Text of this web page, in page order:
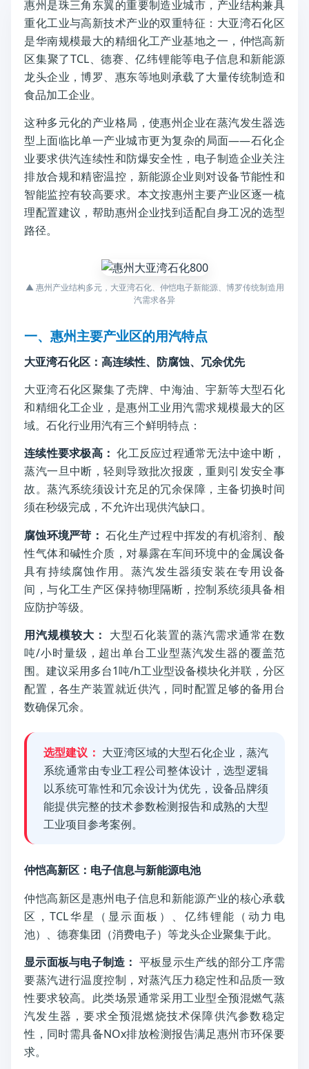
惠州是珠三角东翼的重要制造业城市，产业结构兼具
重化工业与高新技术产业的双重特征：大亚湾石化区
是华南规模最大的精细化工产业基地之一，仲恺高新
区集聚了TCL、德赛、亿纬锂能等电子信息和新能源
龙头企业，博罗、惠东等地则承载了大量传统制造和
食品加工企业。
这种多元化的产业格局，使惠州企业在蒸汽发生器选
型上面临比单一产业城市更为复杂的局面——石化企
业要求供汽连续性和防爆安全性，电子制造企业关注
排放合规和精密温控，新能源企业则对设备节能性和
智能监控有较高要求。本文按惠州主要产业区逐一梳
理配置建议，帮助惠州企业找到适配自身工况的选型
路径。
▲ 惠州产业结构多元，大亚湾石化、仲恺电子新能源、博罗传统制造用
汽需求各异
一、惠州主要产业区的用汽特点
大亚湾石化区：高连续性、防腐蚀、冗余优先
大亚湾石化区聚集了壳牌、中海油、宇新等大型石化
和精细化工企业，是惠州工业用汽需求规模最大的区
域。石化行业用汽有三个鲜明特点：
连续性要求极高： 化工反应过程通常无法中途中断，
蒸汽一旦中断，轻则导致批次报废，重则引发安全事
故。蒸汽系统须设计充足的冗余保障，主备切换时间
须在秒级完成，不允许出现供汽缺口。
腐蚀环境严苛： 石化生产过程中挥发的有机溶剂、酸
性气体和碱性介质，对暴露在车间环境中的金属设备
具有持续腐蚀作用。蒸汽发生器须安装在专用设备
间，与化工生产区保持物理隔断，控制系统须具备相
应防护等级。
用汽规模较大： 大型石化装置的蒸汽需求通常在数
吨/小时量级，超出单台工业型蒸汽发生器的覆盖范
围。建议采用多台1吨/h工业型设备模块化并联，分区
配置，各生产装置就近供汽，同时配置足够的备用台
数确保冗余。
选型建议： 大亚湾区域的大型石化企业，蒸汽
系统通常由专业工程公司整体设计，选型逻辑
以系统可靠性和冗余设计为优先，设备品牌须
能提供完整的技术参数检测报告和成熟的大型
工业项目参考案例。
仲恺高新区：电子信息与新能源电池
仲恺高新区是惠州电子信息和新能源产业的核心承载
区，TCL华星（显示面板）、亿纬锂能（动力电
池）、德赛集团（消费电子）等龙头企业聚集于此。
显示面板与电子制造： 平板显示生产线的部分工序需
要蒸汽进行温度控制，对蒸汽压力稳定性和品质一致
性要求较高。此类场景通常采用工业型全预混燃气蒸
汽发生器，要求全预混燃烧技术保障供汽参数稳定
性，同时需具备NOx排放检测报告满足惠州市环保要
求。